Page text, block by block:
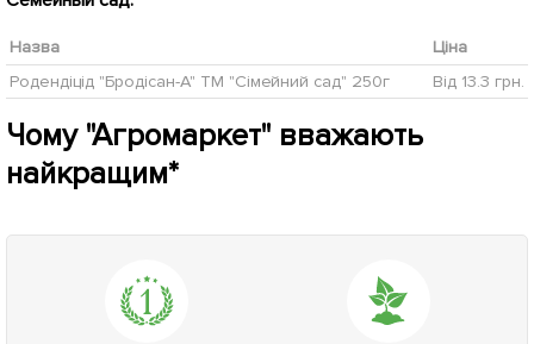
Назва
Ціна
Родендіцід "Бродісан-А" ТМ "Сімейний сад" 250г
Від 13.3 грн.
Чому "Агромаркет" вважають
найкращим*